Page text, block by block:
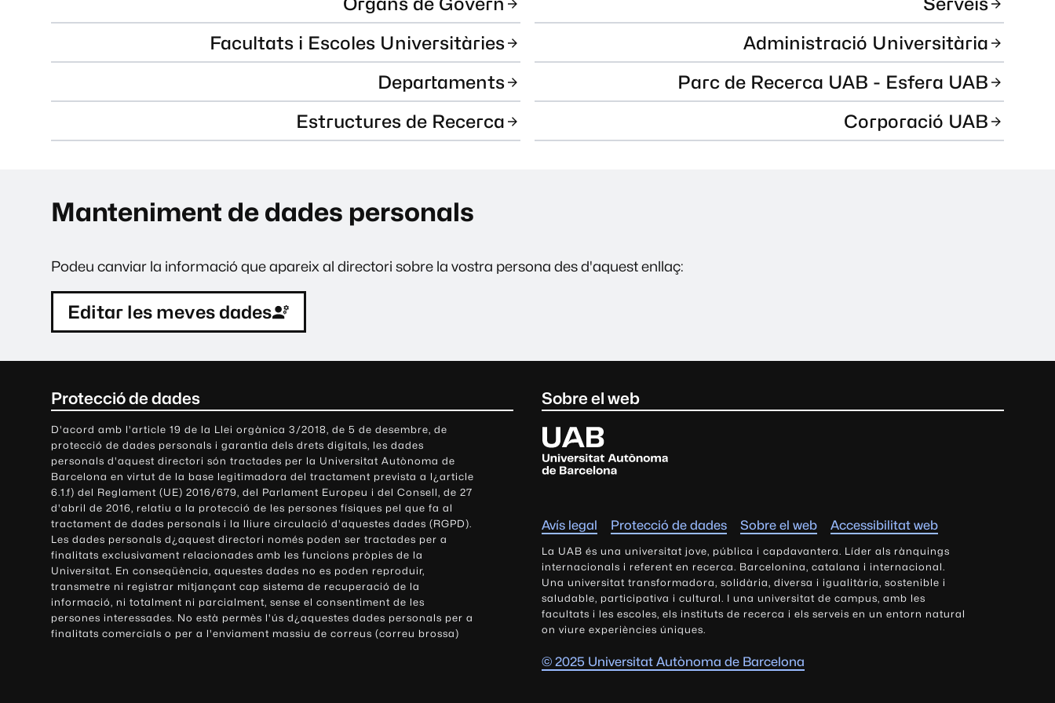
Facultats i Escoles Universitàries
Departaments
Estructures de Recerca
Administració Universitària
Parc de Recerca UAB - Esfera UAB
Corporació UAB
Manteniment de dades personals
Podeu canviar la informació que apareix al directori sobre la vostra persona des d'aquest enllaç:
Editar les meves dades
Protecció de dades
D'acord amb l'article 19 de la Llei orgànica 3/2018, de 5 de desembre, de
protecció de dades personals i garantia dels drets digitals, les dades
personals d'aquest directori són tractades per la Universitat Autònoma de
Barcelona en virtut de la base legitimadora del tractament prevista a l¿article
6.1.f) del Reglament (UE) 2016/679, del Parlament Europeu i del Consell, de 27
d'abril de 2016, relatiu a la protecció de les persones físiques pel que fa al
tractament de dades personals i la lliure circulació d'aquestes dades (RGPD).
Les dades personals d¿aquest directori només poden ser tractades per a
finalitats exclusivament relacionades amb les funcions pròpies de la
Universitat. En conseqüència, aquestes dades no es poden reproduir,
transmetre ni registrar mitjançant cap sistema de recuperació de la
informació, ni totalment ni parcialment, sense el consentiment de les
persones interessades. No està permès l'ús d¿aquestes dades personals per a
finalitats comercials o per a l'enviament massiu de correus (correu brossa)
Sobre el web
U
n
i
s
i
t
a
t
A
u
t
ò
Avís legal Protecció de dades Sobre el web Accessibilitat web
La UAB és una universitat jove, pública i capdavantera. Líder als rànquings
internacionals i referent en recerca. Barcelonina, catalana i internacional.
Una universitat transformadora, solidària, diversa i igualitària, sostenible i
saludable, participativa i cultural. I una universitat de campus, amb les
facultats i les escoles, els instituts de recerca i els serveis en un entorn natural
on viure experiències úniques.
© 2025 Universitat Autònoma de Barcelona